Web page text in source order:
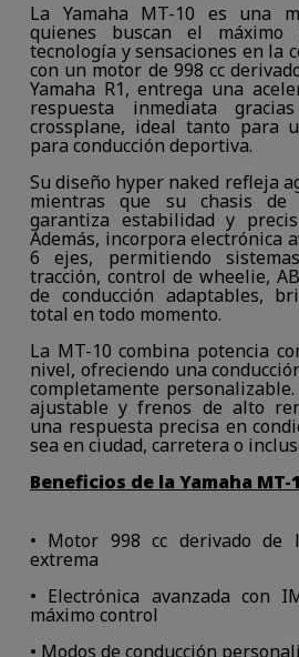
La Yamaha MT-10 es una
quienes buscan el máximo
tecnología y sensaciones en la
con un motor de 998 cc
Yamaha R1, entrega una
respuesta inmediata
crossplane, ideal tanto para
para conducción deportiva.
Su diseño hyper naked refleja
mientras que su chasis de
garantiza estabilidad y
Además, incorpora electrónica
6 ejes, permitiendo
tracción, control de wheelie,
de conducción adaptables,
total en todo momento.
La MT-10 combina potencia
nivel, ofreciendo una
completamente
ajustable y frenos de alto
una respuesta precisa en
sea en ciudad, carretera o
Beneficios de la Yamaha MT-
• Motor 998 cc derivado de
extrema
• Electrónica avanzada con
máximo control
• Modos de conducción